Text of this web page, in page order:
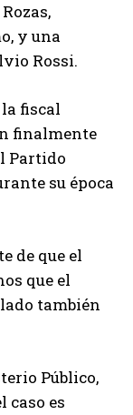
y una
Rossi.
la fiscal
finalmente
Partido
su época
de que el
que el
también
Público,
caso es